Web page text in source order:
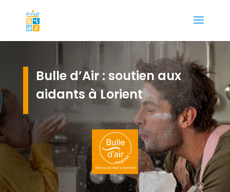
Bulle d’Air : soutien aux
aidants à Lorient